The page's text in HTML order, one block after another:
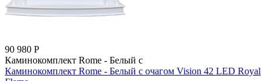
90 980 Р
Каминокомплект Rome - Белый с
Каминокомплект Rome - Белый с очагом Vision 42 LED Royal